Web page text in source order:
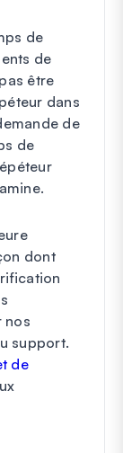
de
de
être
dans
de
de
dont
nos
support.
de